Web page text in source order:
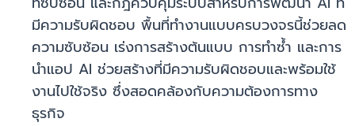
มีความรับผิดชอบ พื้นที่ทำงานแบบครบวงจรนี้ช่วยลด
ความซับซ้อน เร่งการสร้างต้นแบบ การทำซ้ำ และการ
นำแอป AI ช่วยสร้างที่มีความรับผิดชอบและพร้อมใช้
งานไปใช้จริง ซึ่งสอดคล้องกับความต้องการทาง
ธุรกิจ